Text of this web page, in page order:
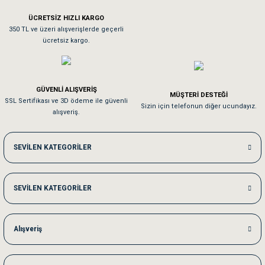
Sa**** On******
Kedilerim beğeniyorlar. Memnunuz. Uygun fiyatta olması iyi.
Me***** Ya******
Akşam verdiğim sipariş bir sonraki gün elime ulaştı. Jack russell köpeğim
Ka***** Ar******
Ufak bir sorun harici sorun olmadı sağolsunlar onuda hemen çözdüler
ÜCRETSİZ HIZLI KARGO
350 TL ve üzeri alışverişlerde geçerli
ücretsiz kargo.
GÜVENLİ ALIŞVERİŞ
SSL Sertifikası ve 3D ödeme ile güvenli
alışveriş.
MÜŞTERİ DESTEĞİ
Sizin için telefonun diğer ucundayız.
SEVİLEN KATEGORİLER
SEVİLEN KATEGORİLER
Alışveriş